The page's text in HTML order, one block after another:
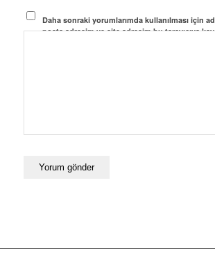
Daha sonraki yorumlarımda kullanılması için
posta adresim ve site adresim bu tarayıcıya